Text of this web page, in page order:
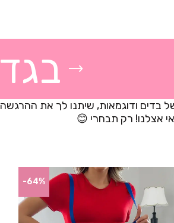
בדים ודוגמאות, שיתנו לך את ההרגשה
אצלנו! רק תבחרי 😊
-64%